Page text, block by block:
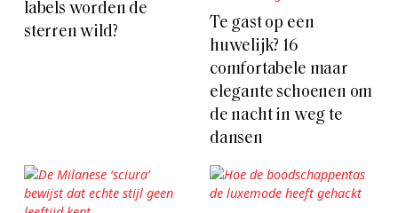
labels worden de
sterren wild?
Te gast op een
huwelijk? 16
comfortabele maar
elegante schoenen om
de nacht in weg te
dansen